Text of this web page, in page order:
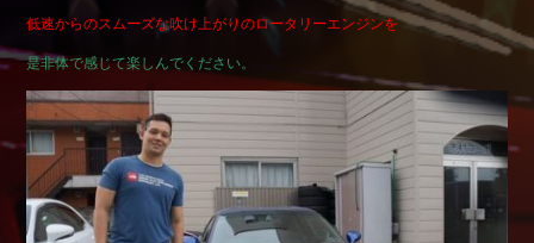
Trade in
買取査定
Blog
公式ブログ
Shop info.
店舗紹介
Company
会社概要
低速からのスムーズな吹け上がりのロータリーエンジンを
是非体で感じて楽しんでください。